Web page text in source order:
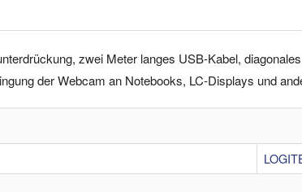
zwei Meter langes USB-Kabel,
der Webcam an Notebooks, LC-Displays und